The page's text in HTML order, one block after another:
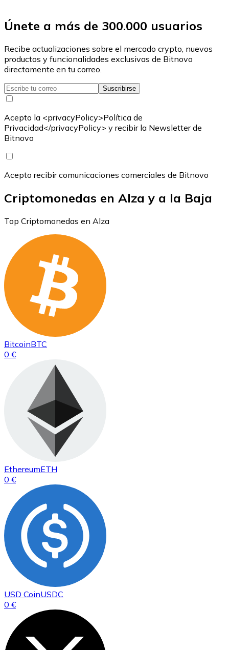
Únete a más de 300.000 usuarios
Recibe actualizaciones sobre el mercado crypto, nuevos
productos y funcionalidades exclusivas de Bitnovo
directamente en tu correo.
Suscribirse
Acepto la <privacyPolicy>Política de
Privacidad</privacyPolicy> y recibir la Newsletter de
Bitnovo
Acepto recibir comunicaciones comerciales de Bitnovo
Criptomonedas en Alza y a la Baja
Top Criptomonedas en Alza
BitcoinBTC
0 €
EthereumETH
0 €
USD CoinUSDC
0 €